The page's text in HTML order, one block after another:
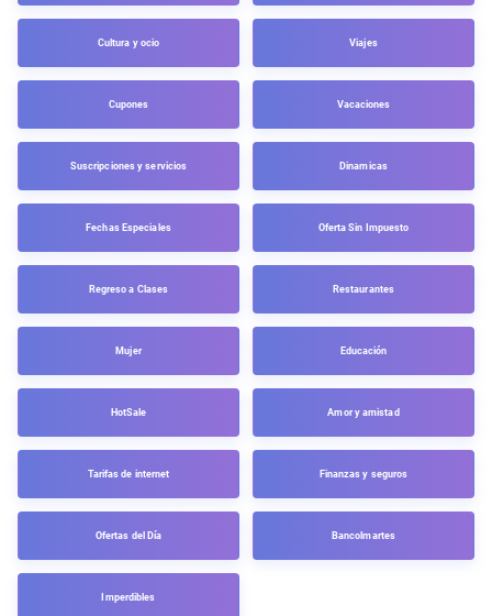
Cultura y ocio Viajes
Cupones Vacaciones
Suscripciones y servicios Dinamicas
Fechas Especiales Oferta Sin Impuesto
Regreso a Clases Restaurantes
Mujer Educación
HotSale Amor y amistad
Tarifas de internet Finanzas y seguros
Ofertas del Día Bancolmartes
Imperdibles